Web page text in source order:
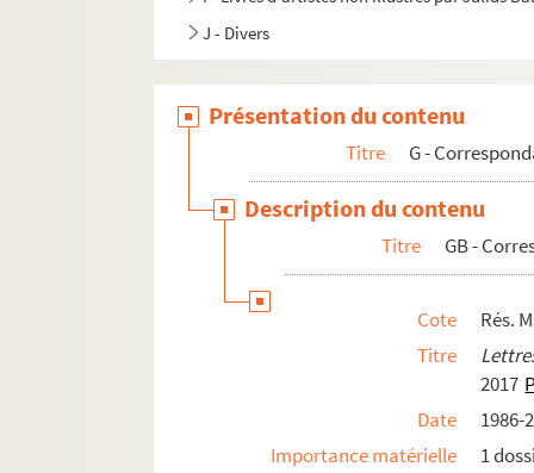
J - Divers
Présentation du contenu
Titre G -
Description du contenu
Titre GB -
Cote
Rés.
Titre
2017
Date
1986-
Importance matérielle
1